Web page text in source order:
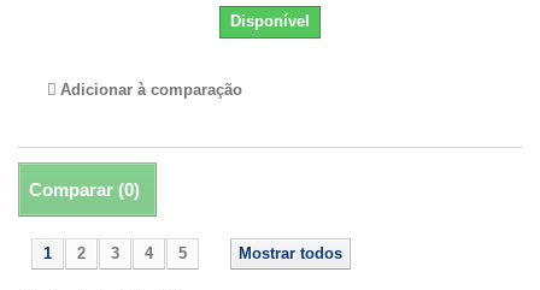
Disponível
Adicionar à comparação
Comparar (0)
Mostrar todos
1 2 3 4 5